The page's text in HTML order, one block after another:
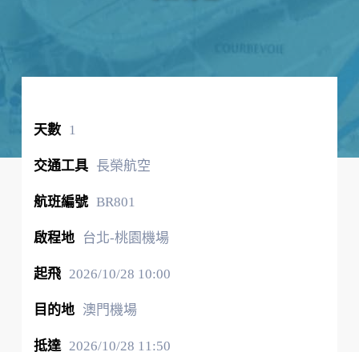
1
長榮航空
BR801
台北-桃園機場
2026/10/28 10:00
澳門機場
2026/10/28 11:50